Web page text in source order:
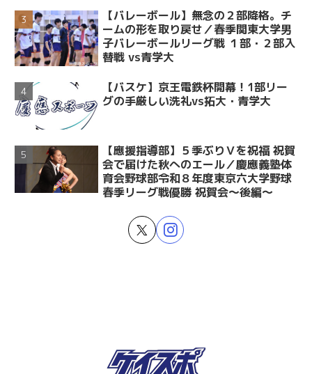
【バレーボール】無念の２部降格。チ
ームの形を取り戻せ／春季関東大学男
子バレーボールリーグ戦 １部・２部入
替戦 vs青学大
【バスケ】京王電鉄杯開幕！1部リー
グの手厳しい洗礼vs拓大・青学大
【應援指導部】５季ぶりＶを祝福 祝賀
会で届けた秋へのエール／慶應義塾体
育会野球部令和８年度東京六大学野球
春季リーグ戦優勝 祝賀会～後編～